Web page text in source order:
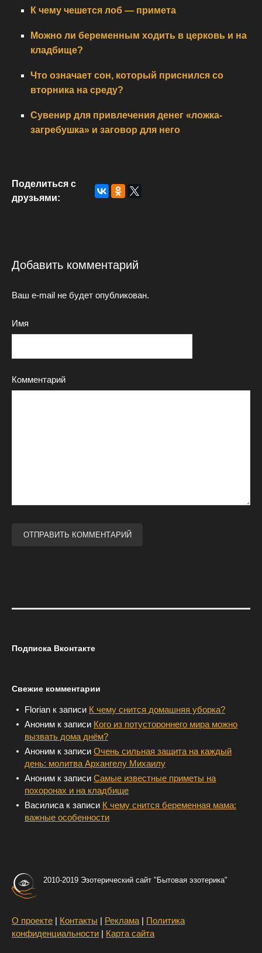
К чему чешется лоб — примета
Можно ли беременным ходить в церковь и на
кладбище?
Что означает сон, который приснился со
вторника на среду?
Сувенир для привлечения денег «ложка-
загребушка» и заговор для него
Поделиться с
друзьями:
Добавить комментарий
Ваш e-mail не будет опубликован.
Имя
Комментарий
Подписка Вконтакте
Свежие комментарии
Florian к записи К чему снится домашняя уборка?
Аноним к записи Кого из потустороннего мира можно
вызвать дома днём?
Аноним к записи Очень сильная защита на каждый
день: молитва Архангелу Михаилу
Аноним к записи Самые известные приметы на
похоронах и на кладбище
Василиса к записи К чему снится беременная мама:
важные особенности
2010-2019 Эзотерический сайт "Бытовая эзотерика"
О проекте | Контакты | Реклама | Политика
конфиденциальности | Карта сайта